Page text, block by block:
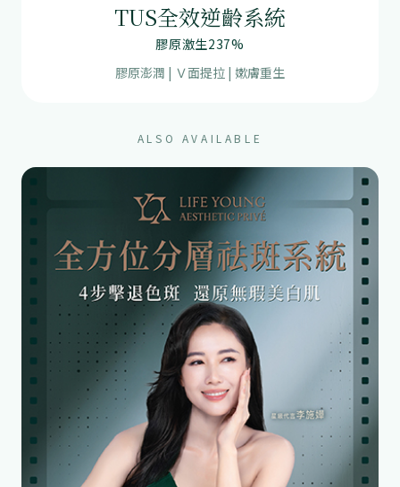
TUS全效逆齡系統
膠原激生237%
膠原澎潤 | Ｖ面提拉 | 嫰膚重生
ALSO AVAILABLE